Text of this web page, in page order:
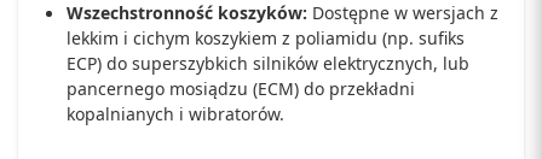
Wszechstronność koszyków: Dostępne w wersjach z
lekkim i cichym koszykiem z poliamidu (np. sufiks
ECP) do superszybkich silników elektrycznych, lub
pancernego mosiądzu (ECM) do przekładni
kopalnianych i wibratorów.